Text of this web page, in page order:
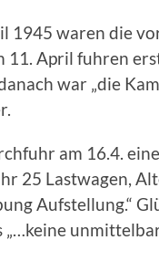
1945 waren die
11. April fuhren
war „die
am 16.4.
25 Lastwagen,
Aufstellung.“
„…keine